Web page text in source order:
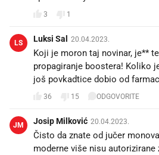
3 1
LS Luksi Sal 20.04.2023.
Koji je moron taj novinar, je**
propagiranje boostera! Koliko
još povkadtice dobio od
36 15 ODGOVORITE
JM Josip Milković 20.04.2023.
Čisto da znate od jučer
moderne više nisu autorizirane